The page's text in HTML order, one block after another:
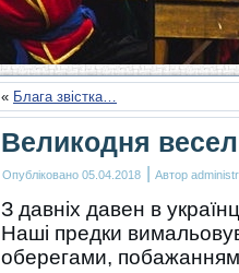
« Блага звістка…
Великодня
Опубліковано 05.04.2018 | Автор
З давніх давен в
Наші предки
оберегами,